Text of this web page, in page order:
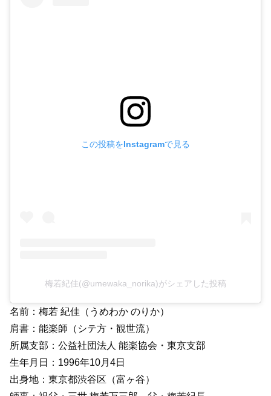
この投稿をInstagramで見る
梅若紀佳(@umewaka_norika)がシェアした投稿
名前：梅若 紀佳（うめわか のりか）
肩書：能楽師（シテ方・観世流）
所属支部：公益社団法人 能楽協会・東京支部
生年月日：1996年10月4日
出身地：東京都渋谷区（富ヶ谷）